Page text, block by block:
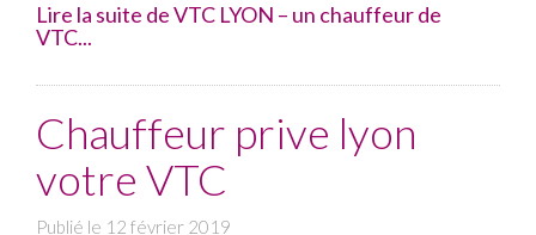
Lire la suite de VTC LYON – un chauffeur de
VTC...
Chauffeur prive lyon
votre VTC
Publié le 12 février 2019